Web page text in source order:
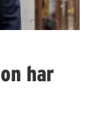
har